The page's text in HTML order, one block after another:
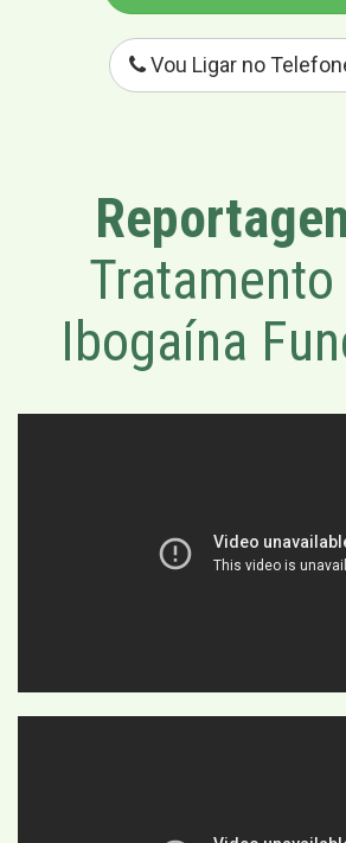
Vou Ligar no
Ibogaína